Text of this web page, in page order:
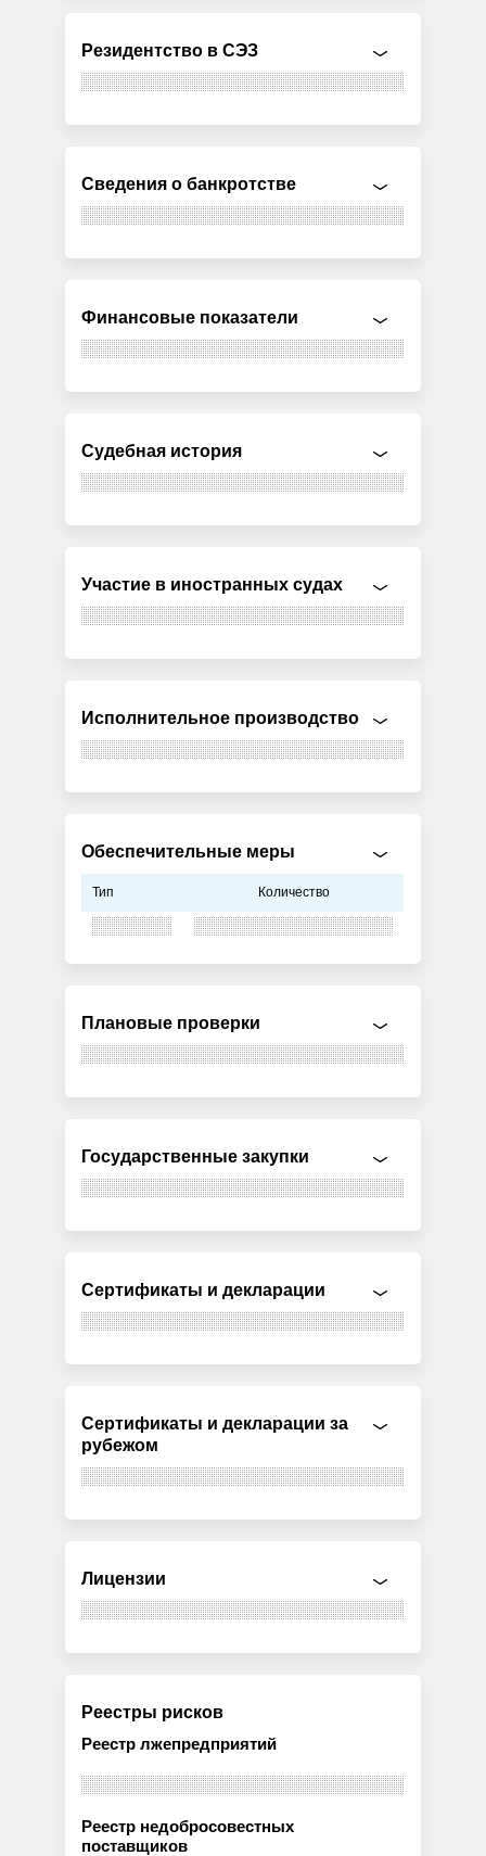
Резидентство в СЭЗ
Сведения о банкротстве
Финансовые показатели
Судебная история
Участие в иностранных судах
Исполнительное производство
Обеспечительные меры
Тип Количество
Плановые проверки
Государственные закупки
Сертификаты и декларации
Сертификаты и декларации за
рубежом
Лицензии
Реестры рисков
Реестр лжепредприятий
Реестр недобросовестных
поставщиков